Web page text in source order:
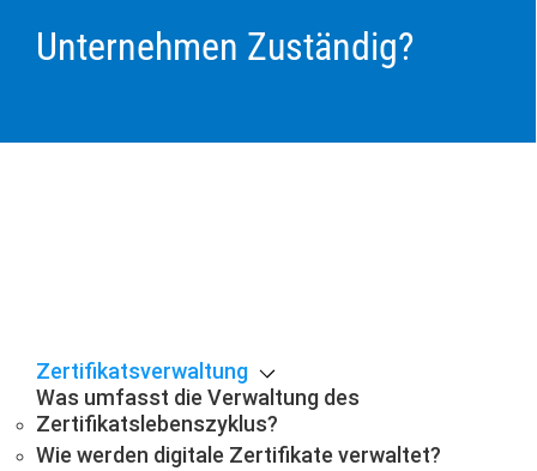
Unternehmen Zuständig?
Zertifikatsverwaltung
Was umfasst die Verwaltung des
Zertifikatslebenszyklus?
Wie werden digitale Zertifikate verwaltet?